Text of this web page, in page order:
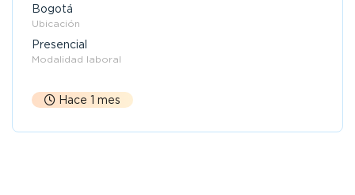
Bogotá
Ubicación
Presencial
Modalidad laboral
Hace 1 mes